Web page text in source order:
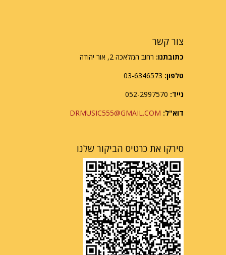
צור קשר
כתובתנו: רחוב המלאכה 2, אור יהודה
טלפון:
נייד:
דוא"ל: DRMUSIC555@GMAIL.COM
סירקו את כרטיס הביקור שלנו